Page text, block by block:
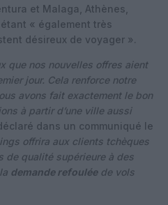
et Malaga, Athènes,
« également très
désireux de voyager ».
que nos nouvelles offres aient
jour. Cela renforce notre
avons fait exactement le bon
à partir d’une ville aussi
dans un communiqué le
offrira aux clients tchèques
de qualité supérieure à des
demande refouléede vols